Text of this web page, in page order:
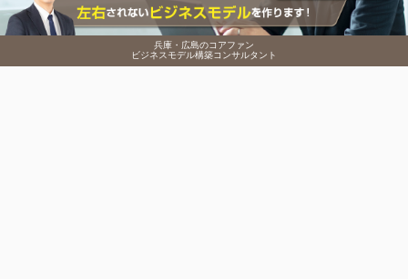
兵庫・広島のコアファン
ビジネスモデル構築コンサルタント